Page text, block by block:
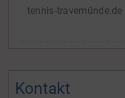
tennis-travemünde.de
Kontakt